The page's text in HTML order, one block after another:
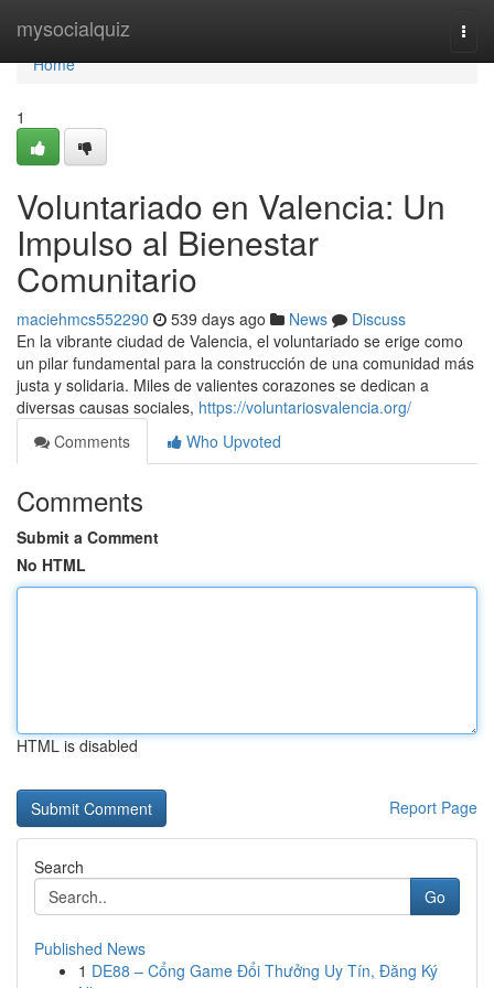
mysocialquiz
Home
Home
1
Voluntariado en Valencia: Un
Impulso al Bienestar
Comunitario
maciehmcs552290 539 days ago News
Discuss
En la vibrante ciudad de Valencia, el voluntariado se erige como
un pilar fundamental para la construcción de una comunidad más
justa y solidaria. Miles de valientes corazones se dedican a
diversas causas sociales, https://voluntariosvalencia.org/
Comments
Who Upvoted
Comments
Submit a Comment
No HTML
HTML is disabled
Report Page
Search
Go
Published News
1 DE88 – Cổng Game Đổi Thưởng Uy Tín, Đăng Ký